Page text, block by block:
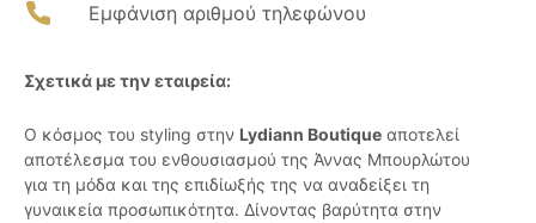
Εμφάνιση αριθμού τηλεφώνου
Σχετικά με την εταιρεία:
Ο κόσμος του styling στην Lydiann Boutique αποτελεί
αποτέλεσμα του ενθουσιασμού της Άννας Μπουρλώτου
για τη μόδα και της επιδίωξής της να αναδείξει τη
γυναικεία προσωπικότητα. Δίνοντας βαρύτητα στην